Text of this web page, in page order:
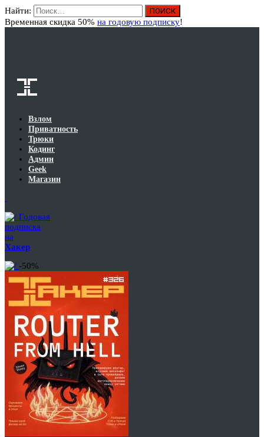
Найти:
Временная скидка 50% на годовую подписку!
Взлом
Приватность
Трюки
Кодинг
Админ
Geek
Магазин
Годовая
подписка
на
Хакер
-50%